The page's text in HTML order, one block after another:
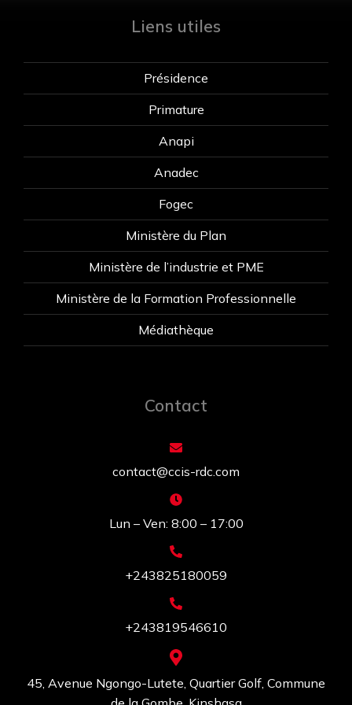
Liens utiles
Présidence
Primature
Anapi
Anadec
Fogec
Ministère du Plan
Ministère de l’industrie et PME
Ministère de la Formation Professionnelle
Médiathèque
Contact
contact@ccis-rdc.com
Lun – Ven: 8:00 – 17:00
+243825180059
+243819546610
45, Avenue Ngongo-Lutete, Quartier Golf, Commune